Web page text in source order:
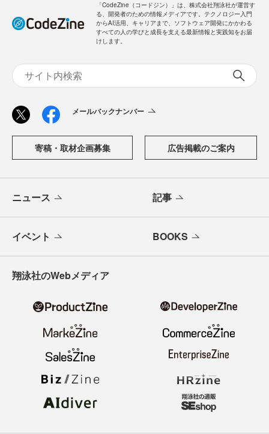
「CodeZine（コードジン）」は、株式会社翔泳社が運営す
る、開発者のための情報メディアです。テクノロジー入門
からAI活用、キャリアまで、ソフトウェア開発にかかわる
すべての人の学びと成長を支える最新情報と実践知をお届
けします。
メールバックナンバー
寄稿・取材企画募集 広告掲載のご案内
ニュース 記事
イベント BOOKS
翔泳社のWebメディア